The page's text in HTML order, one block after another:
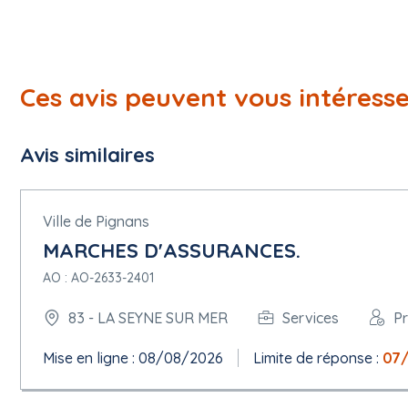
Ces avis peuvent vous
Avis similaires
Ville de Pignans
MARCHES D'ASSURANCES.
AO : AO-2633-2401
83 - LA SEYNE SUR MER Services
Mise en ligne : 08/08/2026 Limite de réponse :